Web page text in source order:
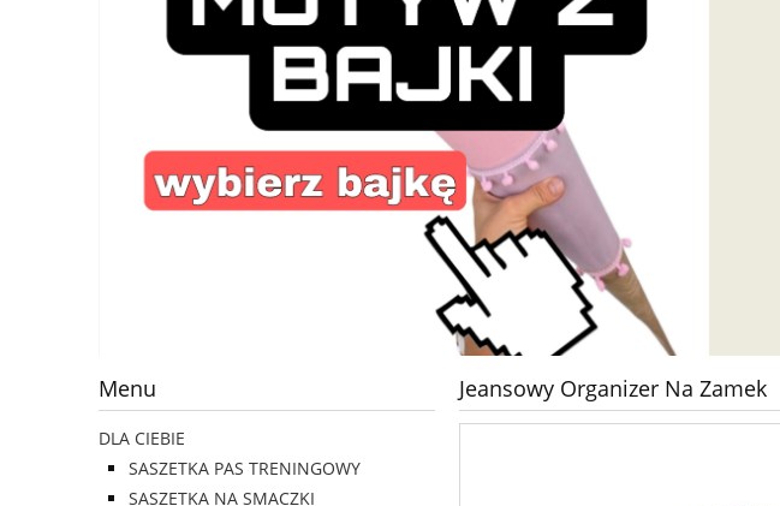
Menu
DLA CIEBIE
SASZETKA PAS TRENINGOWY
SASZETKA NA SMACZKI
Jeansowy Organizer Na Zamek